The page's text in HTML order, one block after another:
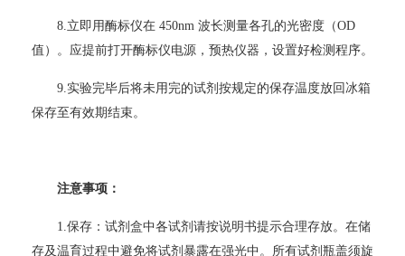
8.立即用酶标仪在 450nm 波长测量各孔的光密度（OD
值）。应提前打开酶标仪电源，预热仪器，设置好检测程序。
9.实验完毕后将未用完的试剂按规定的保存温度放回冰箱
保存至有效期结束。
注意事项：
1.保存：试剂盒中各试剂请按说明书提示合理存放。在储
存及温育过程中避免将试剂暴露在强光中。所有试剂瓶盖须旋